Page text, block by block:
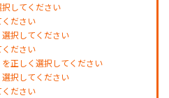
してください
ださい
択してください
ださい
正しく選択してください
択してください
ださい